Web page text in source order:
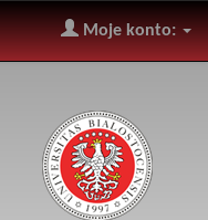
Moje konto: